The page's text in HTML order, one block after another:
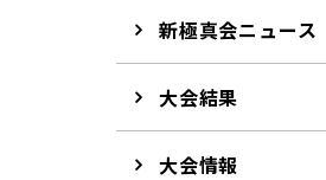
新極真会ニュース
大会結果
大会情報